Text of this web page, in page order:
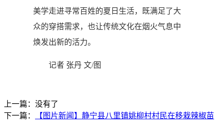
美学走进寻常百姓的夏日生活，既满足了大
众的穿搭需求，也让传统文化在烟火气息中
焕发出新的活力。
记者 张丹 文/图
上一篇：没有了
下一篇：
【图片新闻】静宁县八里镇姚柳村村民在移栽辣椒苗